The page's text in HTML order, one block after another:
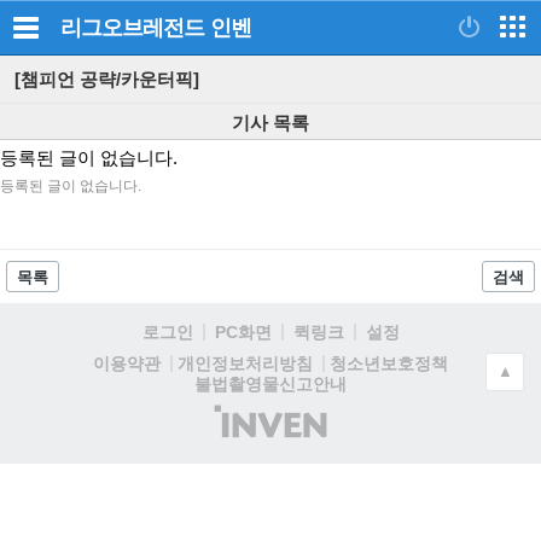
리그오브레전드 인벤
[챔피언 공략/카운터픽]
기사 목록
등록된 글이 없습니다.
등록된 글이 없습니다.
목록 검색
로그인 PC화면 퀵링크
설정
이용약관
개인정보처리방침
청소년보호정책
불법촬영물신고안내
(주)
인
▲